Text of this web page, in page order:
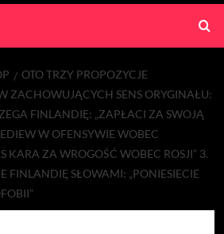
OTO TRZY PROPOZYCJE
ZACHOWUJĄCYCH SENS ORYGINAŁU:
FINLANDIĘ: „ZAPŁACI ZA SWOJĄ
W OFENSYWIE WOBEC
KARA ZA WROGOŚĆ WOBEC ROSJI” 3.
FINLANDIĘ SŁOWAMI: „PONIESIECIE